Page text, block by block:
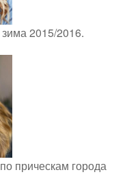
2015/2016.
прическам города